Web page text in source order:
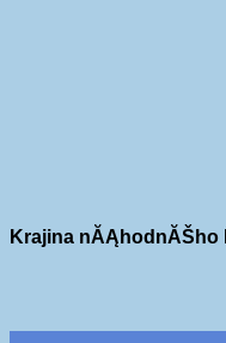
Krajina nĂĄhodnĂŠho